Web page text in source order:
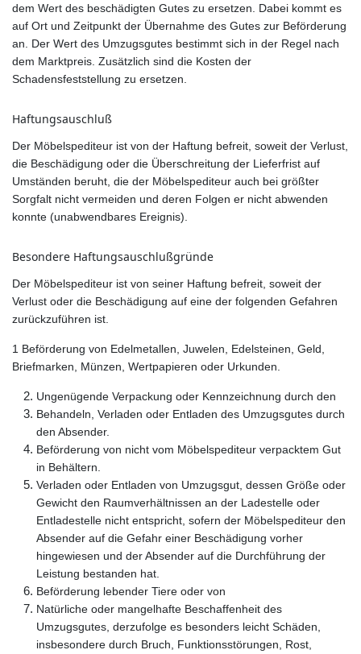
dem Wert des beschädigten Gutes zu ersetzen. Dabei kommt es
auf Ort und Zeitpunkt der Übernahme des Gutes zur Beförderung
an. Der Wert des Umzugsgutes bestimmt sich in der Regel nach
dem Marktpreis. Zusätzlich sind die Kosten der
Schadensfeststellung zu ersetzen.
Haftungsauschluß
Der Möbelspediteur ist von der Haftung befreit, soweit der Verlust,
die Beschädigung oder die Überschreitung der Lieferfrist auf
Umständen beruht, die der Möbelspediteur auch bei größter
Sorgfalt nicht vermeiden und deren Folgen er nicht abwenden
konnte (unabwendbares Ereignis).
Besondere Haftungsauschlußgründe
Der Möbelspediteur ist von seiner Haftung befreit, soweit der
Verlust oder die Beschädigung auf eine der folgenden Gefahren
zurückzuführen ist.
1 Beförderung von Edelmetallen, Juwelen, Edelsteinen, Geld,
Briefmarken, Münzen, Wertpapieren oder Urkunden.
Ungenügende Verpackung oder Kennzeichnung durch den
Behandeln, Verladen oder Entladen des Umzugsgutes durch
den Absender.
Beförderung von nicht vom Möbelspediteur verpacktem Gut
in Behältern.
Verladen oder Entladen von Umzugsgut, dessen Größe oder
Gewicht den Raumverhältnissen an der Ladestelle oder
Entladestelle nicht entspricht, sofern der Möbelspediteur den
Absender auf die Gefahr einer Beschädigung vorher
hingewiesen und der Absender auf die Durchführung der
Leistung bestanden hat.
Beförderung lebender Tiere oder von
Natürliche oder mangelhafte Beschaffenheit des
Umzugsgutes, derzufolge es besonders leicht Schäden,
insbesondere durch Bruch, Funktionsstörungen, Rost,